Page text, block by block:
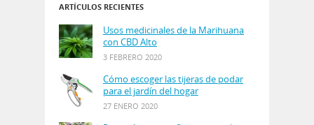
ARTÍCULOS RECIENTES
Usos medicinales de la Marihuana
con CBD Alto
3 FEBRERO 2020
Cómo escoger las tijeras de podar
para el jardín del hogar
27 ENERO 2020